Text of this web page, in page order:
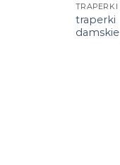
traperki
damskie